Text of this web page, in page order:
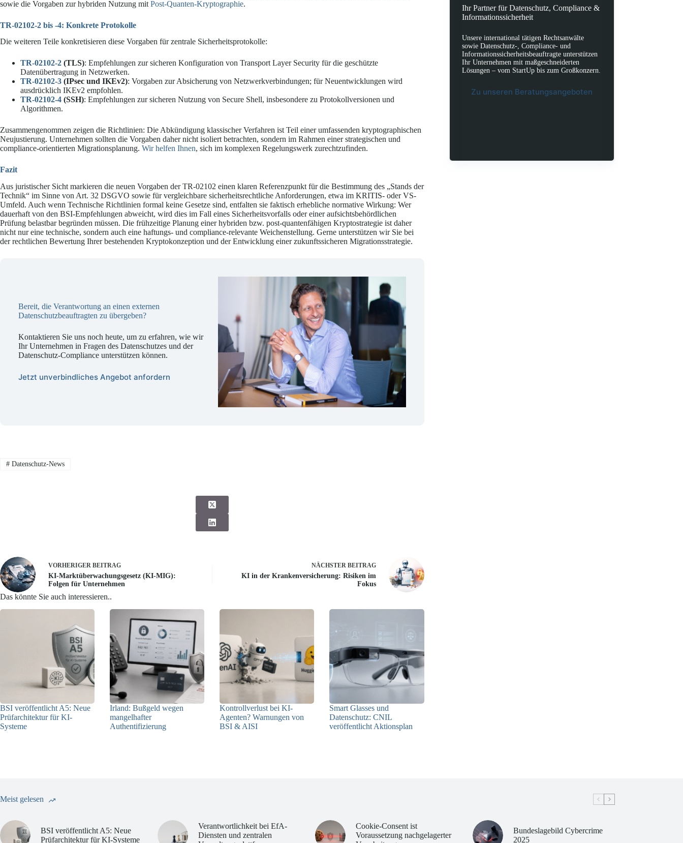
sowie die Vorgaben zur hybriden Nutzung mit Post-Quanten-Kryptographie.
TR-02102-2 bis -4: Konkrete Protokolle
Die weiteren Teile konkretisieren diese Vorgaben für zentrale Sicherheitsprotokolle:
TR-02102-2 (TLS): Empfehlungen zur sicheren Konfiguration von Transport Layer Security für die geschützte
Datenübertragung in Netzwerken.
TR-02102-3 (IPsec und IKEv2): Vorgaben zur Absicherung von Netzwerkverbindungen; für Neuentwicklungen wird
ausdrücklich IKEv2 empfohlen.
TR-02102-4 (SSH): Empfehlungen zur sicheren Nutzung von Secure Shell, insbesondere zu Protokollversionen und
Algorithmen.
Zusammengenommen zeigen die Richtlinien: Die Abkündigung klassischer Verfahren ist Teil einer umfassenden kryptographischen
Neujustierung. Unternehmen sollten die Vorgaben daher nicht isoliert betrachten, sondern im Rahmen einer strategischen und
compliance-orientierten Migrationsplanung. Wir helfen Ihnen, sich im komplexen Regelungswerk zurechtzufinden.
Fazit
Aus juristischer Sicht markieren die neuen Vorgaben der TR-02102 einen klaren Referenzpunkt für die Bestimmung des „Stands der
Technik“ im Sinne von Art. 32 DSGVO sowie für vergleichbare sicherheitsrechtliche Anforderungen, etwa im KRITIS- oder VS-
Umfeld. Auch wenn Technische Richtlinien formal keine Gesetze sind, entfalten sie faktisch erhebliche normative Wirkung: Wer
dauerhaft von den BSI-Empfehlungen abweicht, wird dies im Fall eines Sicherheitsvorfalls oder einer aufsichtsbehördlichen
Prüfung belastbar begründen müssen. Die frühzeitige Planung einer hybriden bzw. post-quantenfähigen Kryptostrategie ist daher
nicht nur eine technische, sondern auch eine haftungs- und compliance-relevante Weichenstellung. Gerne unterstützen wir Sie bei
der rechtlichen Bewertung Ihrer bestehenden Kryptokonzeption und der Entwicklung einer zukunftssicheren Migrationsstrategie.
Bereit, die Verantwortung an einen externen
Datenschutzbeauftragten zu übergeben?
Kontaktieren Sie uns noch heute, um zu erfahren, wie wir
Ihr Unternehmen in Fragen des Datenschutzes und der
Datenschutz-Compliance unterstützen können.
Jetzt unverbindliches Angebot anfordern
#Datenschutz-News
VORHERIGER BEITRAG
KI-Marktüberwachungsgesetz (KI-MIG):
Folgen für Unternehmen
NÄCHSTER BEITRAG
KI in der Krankenversicherung: Risiken im
Fokus
Das könnte Sie auch interessieren..
BSI veröffentlicht A5: Neue
Prüfarchitektur für KI-
Systeme
Irland: Bußgeld wegen
mangelhafter
Authentifizierung
Kontrollverlust bei KI-
Agenten? Warnungen von
BSI & AISI
Smart Glasses und
Datenschutz: CNIL
veröffentlicht Aktionsplan
Ihr Partner für Datenschutz, Compliance &
Informationssicherheit
Unsere international tätigen Rechtsanwälte
sowie Datenschutz-, Compliance- und
Informationssicherheitsbeauftragte unterstützen
Ihr Unternehmen mit maßgeschneiderten
Lösungen – vom StartUp bis zum Großkonzern.
Zu unseren Beratungsangeboten
Meist gelesen
BSI veröffentlicht A5: Neue
Prüfarchitektur für KI-Systeme
Verantwortlichkeit bei EfA-
Diensten und zentralen
Cookie-Consent ist
Voraussetzung nachgelagerter
Bundeslagebild Cybercrime
2025